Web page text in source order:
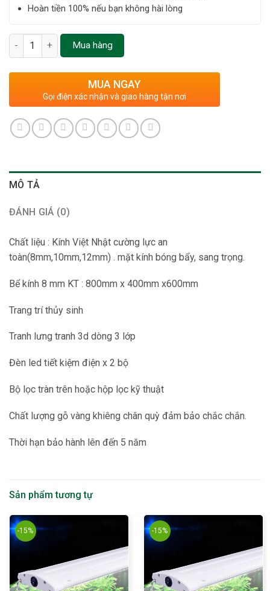
Hoàn tiền 100% nếu bạn không hài lòng
Số lượng Mua hàng
MUA NGAY
Gọi điện xác nhận và giao hàng tận nơi
MÔ TẢ
ĐÁNH GIÁ (0)
Chất liệu : Kính Việt Nhật cường lực an
toàn(8mm,10mm,12mm) . mặt kính bóng bẩy, sang trọng.
Bể kính 8 mm KT : 800mm x 400mm x600mm
Trang trí thủy sinh
Tranh lưng tranh 3d dòng 3 lớp
Đèn led tiết kiệm điện x 2 bộ
Bộ lọc tràn trên hoặc hộp lọc kỹ thuật
Chất lượng gỗ vàng khiêng chân quỳ đảm bảo chắc chắn.
Thời hạn bảo hành lên đến 5 năm
Sản phẩm tương tự
-15% -15%